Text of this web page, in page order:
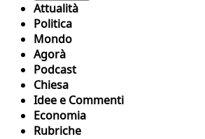
Attualità
Politica
Mondo
Agorà
Podcast
Chiesa
Idee e Commenti
Economia
Rubriche